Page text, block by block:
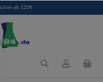
ab 125€